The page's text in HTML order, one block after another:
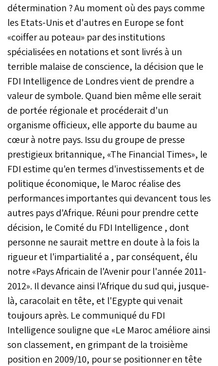
détermination ? Au moment où des pays comme
les Etats-Unis et d'autres en Europe se font
«coiffer au poteau» par des institutions
spécialisées en notations et sont livrés à un
terrible malaise de conscience, la décision que le
FDI Intelligence de Londres vient de prendre a
valeur de symbole. Quand bien même elle serait
de portée régionale et procéderait d'un
organisme officieux, elle apporte du baume au
cœur à notre pays. Issu du groupe de presse
prestigieux britannique, «The Financial Times», le
FDI estime qu'en termes d'investissements et de
politique économique, le Maroc réalise des
performances importantes qui devancent tous les
autres pays d'Afrique. Réuni pour prendre cette
décision, le Comité du FDI Intelligence , dont
personne ne saurait mettre en doute à la fois la
rigueur et l'impartialité a , par conséquent, élu
notre «Pays Africain de l'Avenir pour l'année 2011-
2012». Il devance ainsi l'Afrique du sud qui, jusque-
là, caracolait en tête, et l'Egypte qui venait
toujours après. Le communiqué du FDI
Intelligence souligne que «Le Maroc améliore ainsi
son classement, en grimpant de la troisième
position en 2009/10, pour se positionner en tête